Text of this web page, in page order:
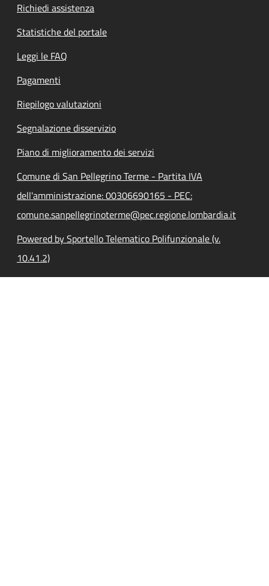
Richiedi assistenza
Statistiche del portale
Leggi le FAQ
Pagamenti
Riepilogo valutazioni
Segnalazione disservizio
Piano di miglioramento dei servizi
Comune di San Pellegrino Terme - Partita IVA
dell'amministrazione: 00306690165 - PEC:
comune.sanpellegrinoterme@pec.regione.lombardia.it
Powered by Sportello Telematico Polifunzionale (v.
10.41.2)